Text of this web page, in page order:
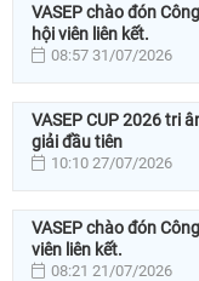
VASEP chào đón
hội viên liên kết.
08:57 31/07/2026
VASEP CUP 2026 tri
giải đầu tiên
10:10 27/07/2026
VASEP chào đón
viên liên kết.
08:21 21/07/2026